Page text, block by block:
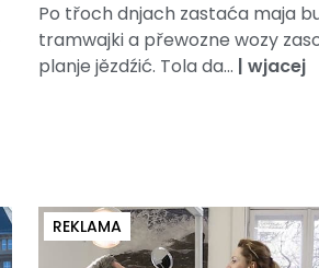
Po třoch dnjach zastaća maja
tramwajki a přewozne wozy
planje jězdźić. Tola da... | wjacej
REKLAMA